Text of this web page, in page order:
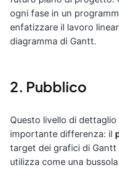
ogni fase in un
enfatizzare il lavoro
diagramma di Gantt.
2. Pubblico
Questo livello di
importante differenza: il
target dei grafici di
utilizza come una